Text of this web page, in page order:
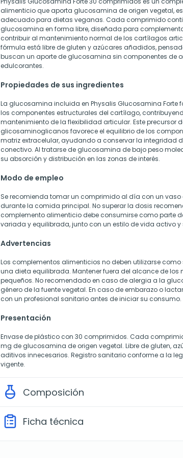
alimenticio que aporta glucosamina de origen vegetal,
adecuado para dietas veganas. Cada comprimido
glucosamina en forma libre, diseñada para
contribuir al mantenimiento normal de los cartílagos
fórmula está libre de gluten y azúcares añadidos,
buscan un aporte de glucosamina sin componentes de
edulcorantes.
Propiedades de sus ingredientes
La glucosamina incluida en Physalis Glucosamina Forte
los componentes estructurales del cartílago,
mantenimiento de la flexibilidad articular. Este precursor
glicosaminoglicanos favorece el equilibrio de los
matriz extracelular, ayudando a conservar la integridad
conectivo. Al tratarse de glucosamina de bajo peso
su absorción y distribución en las zonas de interés.
Modo de empleo
Se recomienda tomar un comprimido al día con un
durante la comida principal. No superar la dosis
complemento alimenticio debe consumirse como parte
variada y equilibrada, junto con un estilo de vida activo y
Advertencias
Los complementos alimenticios no deben utilizarse
una dieta equilibrada. Mantener fuera del alcance de los
pequeños. No recomendado en caso de alergia a la
género de la fuente vegetal. En caso de embarazo o
con un profesional sanitario antes de iniciar su consumo.
Presentación
Envase de plástico con 30 comprimidos. Cada
mg de glucosamina de origen vegetal. Libre de gluten,
aditivos innecesarios. Registro sanitario conforme a la
vigente.
Composición
Ficha técnica